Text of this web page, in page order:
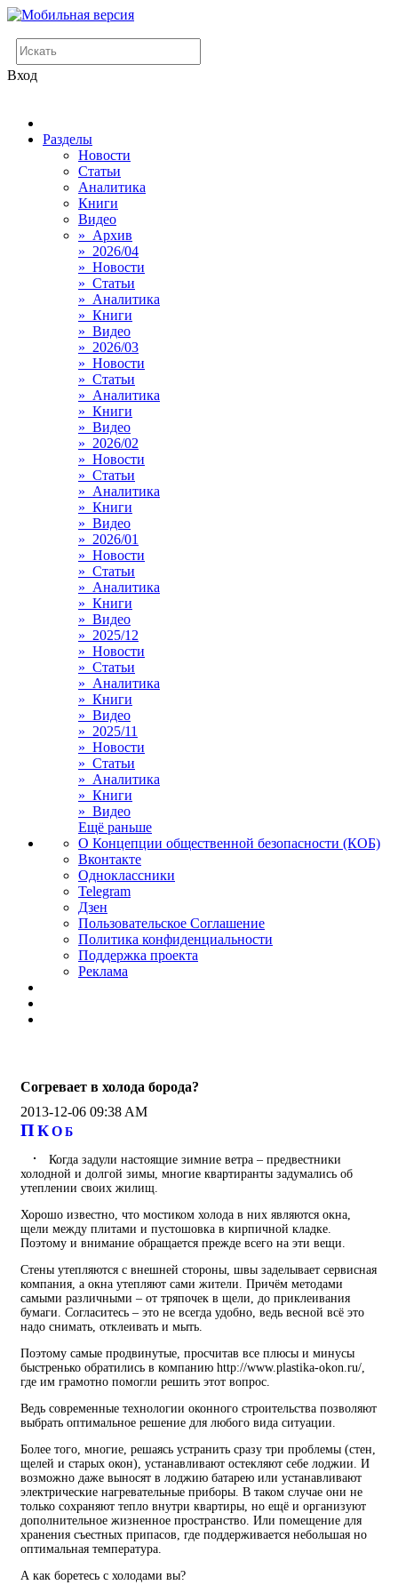
Вход
Разделы
Новости
Статьи
Аналитика
Книги
Видео
» Архив
» 2026/04
» Новости
» Статьи
» Аналитика
» Книги
» Видео
» 2026/03
» Новости
» Статьи
» Аналитика
» Книги
» Видео
» 2026/02
» Новости
» Статьи
» Аналитика
» Книги
» Видео
» 2026/01
» Новости
» Статьи
» Аналитика
» Книги
» Видео
» 2025/12
» Новости
» Статьи
» Аналитика
» Книги
» Видео
» 2025/11
» Новости
» Статьи
» Аналитика
» Книги
» Видео
Ещё раньше
О Концепции общественной безопасности (КОБ)
Вконтакте
Одноклассники
Telegram
Дзен
Пользовательское Соглашение
Политика конфиденциальности
Поддержка проекта
Реклама
Согревает в холода борода?
2013-12-06 09:38 AM
ПКО Б
Когда задули настоящие зимние ветра – предвестники
холодной и долгой зимы, многие квартиранты задумались об
утеплении своих жилищ.
Хорошо известно, что мостиком холода в них являются окна,
щели между плитами и пустошовка в кирпичной кладке.
Поэтому и внимание обращается прежде всего на эти вещи.
Стены утепляются с внешней стороны, швы заделывает сервисная
компания, а окна утепляют сами жители. Причём методами
самыми различными – от тряпочек в щели, до приклеивания
бумаги. Согласитесь – это не всегда удобно, ведь весной всё это
надо снимать, отклеивать и мыть.
Поэтому самые продвинутые, просчитав все плюсы и минусы
быстренько обратились в компанию http://www.plastika-okon.ru/,
где им грамотно помогли решить этот вопрос.
Ведь современные технологии оконного строительства позволяют
выбрать оптимальное решение для любого вида ситуации.
Более того, многие, решаясь устранить сразу три проблемы (стен,
щелей и старых окон), устанавливают остекляют себе лоджии. И
возможно даже выносят в лоджию батарею или устанавливают
электрические нагревательные приборы. В таком случае они не
только сохраняют тепло внутри квартиры, но ещё и организуют
дополнительное жизненное пространство. Или помещение для
хранения съестных припасов, где поддерживается небольшая но
оптимальная температура.
А как боретесь с холодами вы?